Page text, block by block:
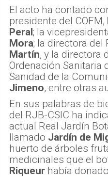
El acto ha contado
presidente del COFM,
Peral; la
Mora; la directora del
Martín, y la directora
Ordenación Sanitaria
Sanidad de la
Jimeno, entre otras
En sus palabras de
del RJB-CSIC ha
actual Real Jardín
llamado Jardín de
huerto de árboles
medicinales que el
Riqueur había